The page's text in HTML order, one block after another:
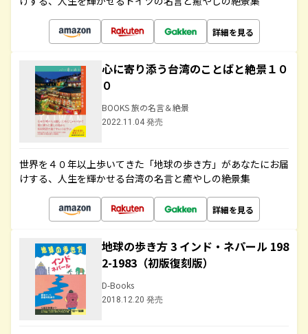
詳細を見る
心に寄り添う台湾のことばと絶景１０
０
BOOKS 旅の名言＆絶景
2022.11.04 発売
世界を４０年以上歩いてきた「地球の歩き方」があなたにお届
けする、人生を輝かせる台湾の名言と癒やしの絶景集
詳細を見る
地球の歩き方 3 インド・ネパール 198
2-1983（初版復刻版）
D-Books
2018.12.20 発売